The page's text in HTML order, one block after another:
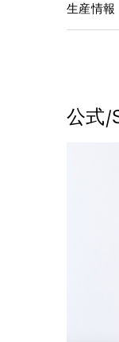
生産情報
公式/